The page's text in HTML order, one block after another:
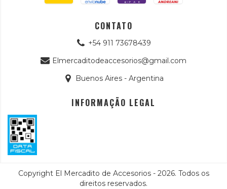
CONTATO
+54 911 73678439
Elmercaditodeaccesorios@gmail.com
Buenos Aires - Argentina
INFORMAÇÃO LEGAL
Copyright El Mercadito de Accesorios - 2026. Todos os
direitos reservados.